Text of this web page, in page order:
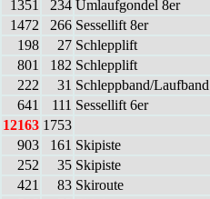
1351 234 Um­lauf­gon­del 8er
1472 266 Ses­sel­lift 8er
198 27 Schlepp­lift
801 182 Schlepp­lift
222 31 Schlepp­band/Lauf­band
641 111 Ses­sel­lift 6er
12163 1753
903 161 Ski­pis­te
252 35 Ski­pis­te
421 83 Ski­rou­te